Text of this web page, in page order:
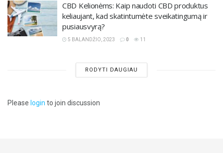
CBD Kelionėms: Kaip naudoti CBD produktus
keliaujant, kad skatintumėte sveikatingumą ir
pusiausvyrą?
5 BALANDŽIO, 2023 0 11
RODYTI DAUGIAU
Please login to join discussion